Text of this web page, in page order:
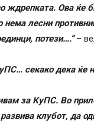
ждрепката. Ова ќе
нема лесни
потези….“–
секако дека ќе
за КуПС. Во
клубот, да